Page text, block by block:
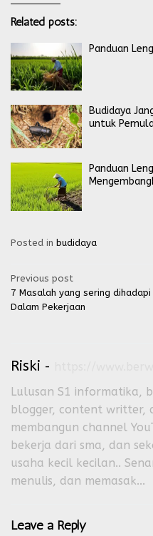
Related posts:
Panduan
Budidaya
untuk
Panduan
Posted in budidaya
Post
navigation
Previous post
7 Masalah yang sering dihadapi
Dalam Pekerjaan
Riski -
Lulusan S1 informatika,
blogger, content writter,
membangun channel
bekerja dari sma, dan
usaha kecil kecilan..
menulis, dan memasak...
Leave a Reply